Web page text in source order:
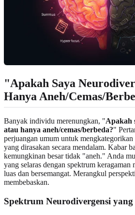
"Apakah Saya
Hanya Aneh/Cemas/
Banyak individu merenungkan, "Apakah
atau hanya aneh/cemas/berbeda?"
perjuangan umum untuk
yang dirasakan secara mendalam. Kabar
kemungkinan besar tidak "aneh." Anda
yang selaras dengan spektrum keragaman
luas dan bersemangat. Merangkul
membebaskan.
Spektrum Neurodivergensi